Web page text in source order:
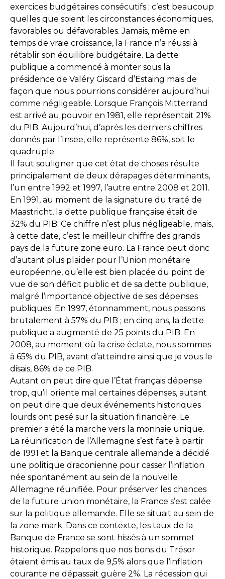
exercices budgétaires consécutifs ; c’est beaucoup
quelles que soient les circonstances économiques,
favorables ou défavorables. Jamais, même en
temps de vraie croissance, la France n’a réussi à
rétablir son équilibre budgétaire. La dette
publique a commencé à monter sous la
présidence de Valéry Giscard d’Estaing mais de
façon que nous pourrions considérer aujourd’hui
comme négligeable. Lorsque François Mitterrand
est arrivé au pouvoir en 1981, elle représentait 21%
du PIB. Aujourd’hui, d’après les derniers chiffres
donnés par l’Insee, elle représente 86%, soit le
quadruple.
Il faut souligner que cet état de choses résulte
principalement de deux dérapages déterminants,
l’un entre 1992 et 1997, l’autre entre 2008 et 2011.
En 1991, au moment de la signature du traité de
Maastricht, la dette publique française était de
32% du PIB. Ce chiffre n’est plus négligeable, mais,
à cette date, c’est le meilleur chiffre des grands
pays de la future zone euro. La France peut donc
d’autant plus plaider pour l’Union monétaire
européenne, qu’elle est bien placée du point de
vue de son déficit public et de sa dette publique,
malgré l’importance objective de ses dépenses
publiques. En 1997, étonnamment, nous passons
brutalement à 57% du PIB ; en cinq ans, la dette
publique a augmenté de 25 points du PIB. En
2008, au moment où la crise éclate, nous sommes
à 65% du PIB, avant d’atteindre ainsi que je vous le
disais, 86% de ce PIB.
Autant on peut dire que l’État français dépense
trop, qu’il oriente mal certaines dépenses, autant
on peut dire que deux événements historiques
lourds ont pesé sur la situation financière. Le
premier a été la marche vers la monnaie unique.
La réunification de l’Allemagne s’est faite à partir
de 1991 et la Banque centrale allemande a décidé
une politique draconienne pour casser l’inflation
née spontanément au sein de la nouvelle
Allemagne réunifiée. Pour préserver les chances
de la future union monétaire, la France s’est calée
sur la politique allemande. Elle se situait au sein de
la zone mark. Dans ce contexte, les taux de la
Banque de France se sont hissés à un sommet
historique. Rappelons que nos bons du Trésor
étaient émis au taux de 9,5% alors que l’inflation
courante ne dépassait guère 2%. La récession qui